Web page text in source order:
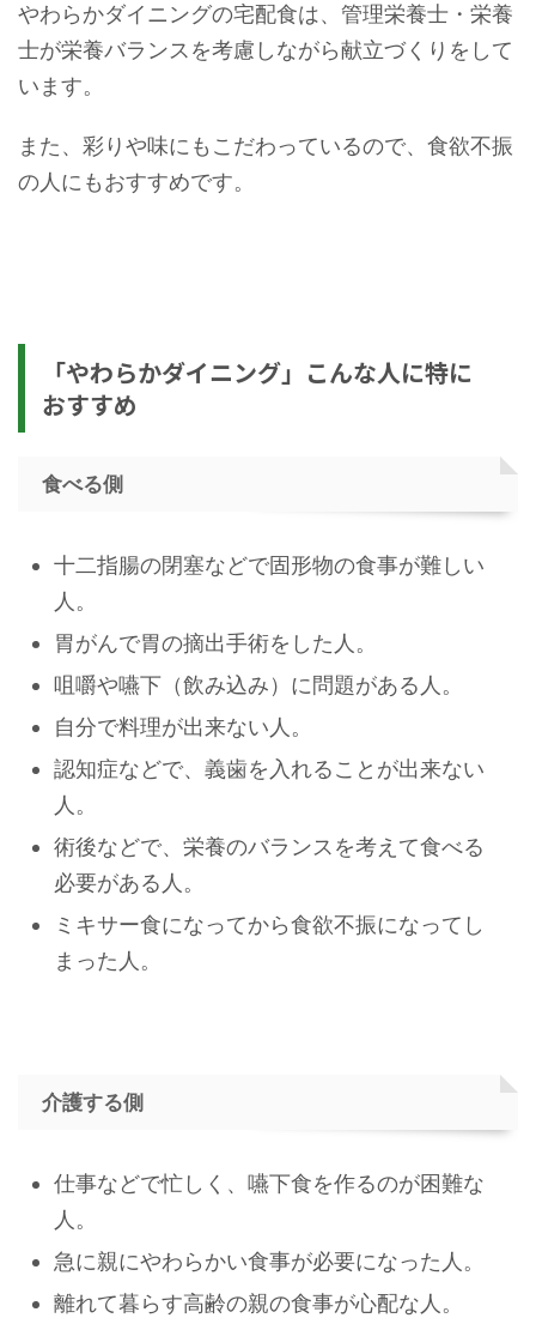
やわらかダイニングの宅配食は、管理栄養士・栄養
士が栄養バランスを考慮しながら献立づくりをして
います。
また、彩りや味にもこだわっているので、食欲不振
の人にもおすすめです。
「やわらかダイニング」こんな人に特に
おすすめ
食べる側
十二指腸の閉塞などで固形物の食事が難しい
人。
胃がんで胃の摘出手術をした人。
咀嚼や嚥下（飲み込み）に問題がある人。
自分で料理が出来ない人。
認知症などで、義歯を入れることが出来ない
人。
術後などで、栄養のバランスを考えて食べる
必要がある人。
ミキサー食になってから食欲不振になってし
まった人。
介護する側
仕事などで忙しく、嚥下食を作るのが困難な
人。
急に親にやわらかい食事が必要になった人。
離れて暮らす高齢の親の食事が心配な人。